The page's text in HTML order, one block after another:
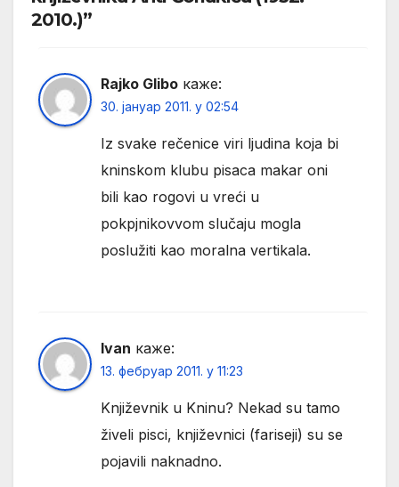
2010.)”
Rajko Glibo каже:
30. јануар 2011. у 02:54
Iz svake rečenice viri ljudina koja bi
kninskom klubu pisaca makar oni
bili kao rogovi u vreći u
pokpjnikovvom slučaju mogla
poslužiti kao moralna vertikala.
Ivan каже:
13. фебруар 2011. у 11:23
Književnik u Kninu? Nekad su tamo
živeli pisci, književnici (fariseji) su se
pojavili naknadno.